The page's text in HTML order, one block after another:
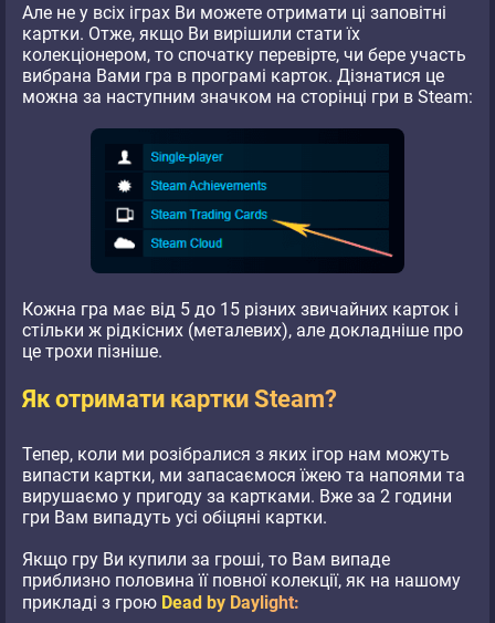
Але не у всіх іграх Ви можете отримати ці заповітні
картки. Отже, якщо Ви вирішили стати їх
колекціонером, то спочатку перевірте, чи бере участь
вибрана Вами гра в програмі карток. Дізнатися це
можна за наступним значком на сторінці гри в Steam:
Кожна гра має від 5 до 15 різних звичайних карток і
стільки ж рідкісних (металевих), але докладніше про
це трохи пізніше.
Як отримати картки Steam?
Тепер, коли ми розібралися з яких ігор нам можуть
випасти картки, ми запасаємося їжею та напоями та
вирушаємо у пригоду за картками. Вже за 2 години
гри Вам випадуть усі обіцяні картки.
Якщо гру Ви купили за гроші, то Вам випаде
приблизно половина її повної колекції, як на нашому
прикладі з грою Dead by Daylight: